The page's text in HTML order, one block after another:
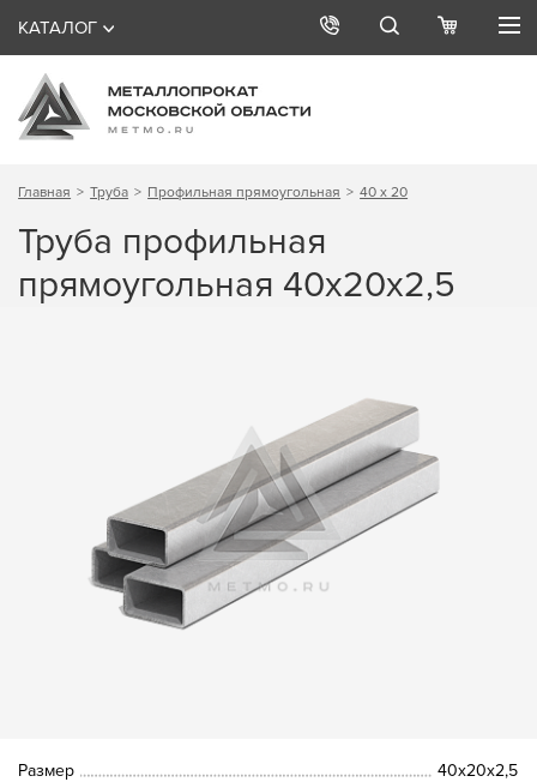
КАТАЛОГ
Главная Труба Профильная прямоугольная 40 х 20
Труба профильная
прямоугольная 40х20х2,5
Размер
40х20х2,5